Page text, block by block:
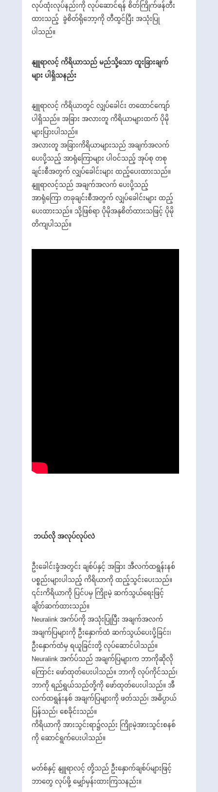
လုပ်ထုံးလုပ်နည်းကို လုပ်ဆောင်ရန် စိတ်ကြိုက်ဖန်တီး
ထားသည့် ခွဲစိတ်ရိုဘော့ကို တီထွင်ပြီး အသုံးပြု
ပါသည်။
နျူရာလင့် ကိရိယာသည် မည်သို့သော ထူးခြားချက်
များ ပါရှိသနည်း
နျူရာလင့် ကိရိယာတွင် လျှပ်ခေါင်း တထောင်ကျော်
ပါရှိသည်။ အခြား အလားတူ ကိရိယာများထက် ပိုမို
များပြားပါသည်။
အလားတူ အခြားကိရိယာများသည် အချက်အလက်
ပေးပို့သည့် အာရုံကြောများ ပါဝင်သည့် အုပ်စု တစု
ချင်းစီအတွက် လျှပ်ခေါင်းများ ထည့်ပေးထားသည်။
နျူရာလင့်သည် အချက်အလက် ပေးပို့သည့်
အာရုံကြော တခုချင်းစီအတွက် လျှပ်ခေါင်းများ ထည့်
ပေးထားသည်။ သို့ဖြစ်ရာ ပိုမိုအနုစိတ်ထားသဖြင့် ပိုမို
တိကျပါသည်။
ဘယ်လို အလုပ်လုပ်လဲ
ဦးခေါင်းခွံအတွင်း ချစ်ပ်နှင့် အခြား အီလက်ထရွန်းနစ်
ပစ္စည်းများပါသည့် ကိရိယာကို ထည့်သွင်းပေးသည်။
၎င်းကိရိယာကို ပြင်ပမှ ကြိုးမဲ့ ဆက်သွယ်ရေးဖြင့်
ချိတ်ဆက်ထားသည်။
Neuralink အက်ပ်ကို အသုံးပြုပြီး အချက်အလက်
အချက်ပြများကို ဦးနှောက်ထံ ဆက်သွယ်ပေးပို့ခြင်း၊
ဦးနှောက်ထံမှ ရယူခြင်းတို့ လုပ်ဆောင်ပါသည်။
Neuralink အက်ပ်သည် အချက်ပြများက ဘာကိုဆိုလို
ကြောင်း ဖော်ထုတ်ပေးပါသည်။ ဘာကို လုပ်ကိုင်သည်၊
ဘာကို ရည်ရွယ်သည်တို့ကို ဖော်ထုတ်ပေးပါသည်။ အီ
လက်ထရွန်းနစ် အချက်ပြများကို ဖတ်သည်၊ အဓိပ္ပာယ်
ပြန်သည်၊ စေခိုင်းသည်။
ကိရိယာကို အားသွင်းရာ၌လည်း ကြိုးမဲ့အားသွင်းစနစ်
ကို ဆောင်ရွက်ပေးပါသည်။
မတ်စ်နှင့် နျူရာလင့် တို့သည် ဦးနှောက်ချစ်ပ်များဖြင့်
ဘာတွေ လုပ်ဖို့ မျှော်မှန်းထားကြသနည်း။